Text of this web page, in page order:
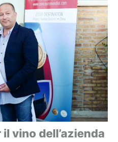
il vino dell’azienda